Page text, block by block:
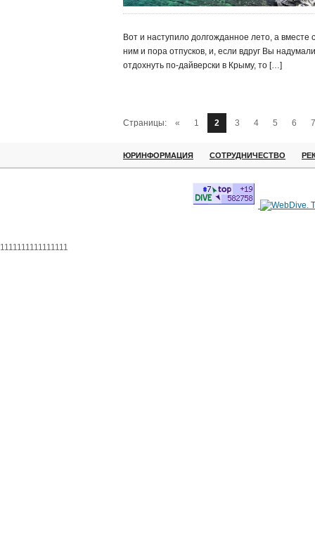
Вот и наступило долгожданное лето, а вместе с
ним и пора отпусков, и, если вдруг Вы надумали
отдохнуть по-дайверски в Крыму, то […]
Страницы: « 1 2 3 4 5 6 7
ЮРИНФОРМАЦИЯ СОТРУДНИЧЕСТВО
1111111111111111